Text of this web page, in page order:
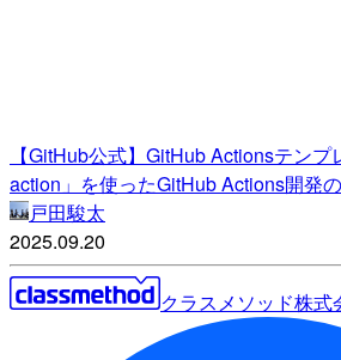
【GitHub公式】GitHub Actionsテン
action」を使ったGitHub Actions開発
戸田駿太
2025.09.20
クラスメソッド株式